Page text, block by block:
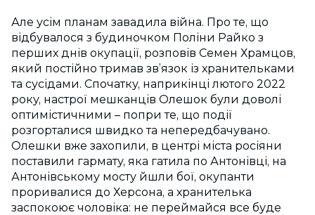
Але усім планам завадила війна. Про те, що
відбувалося з будиночком Поліни Райко з
перших днів окупації, розповів Семен Храмцов,
який постійно тримав зв’язок із хранительками
та сусідами. Спочатку, наприкінці лютого 2022
року, настрої мешканців Олешок були доволі
оптимістичними – попри те, що події
розгорталися швидко та непередбачувано.
Олешки вже захопили, в центрі міста росіяни
поставили гармату, яка гатила по Антонівці, на
Антонівському мосту йшли бої, окупанти
проривалися до Херсона, а хранителька
заспокоює чоловіка: не переймайся все буде